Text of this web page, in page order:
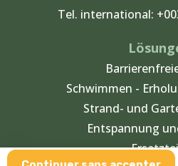
Tel. international:
Schwimmen -
Strand- und
Entspannung